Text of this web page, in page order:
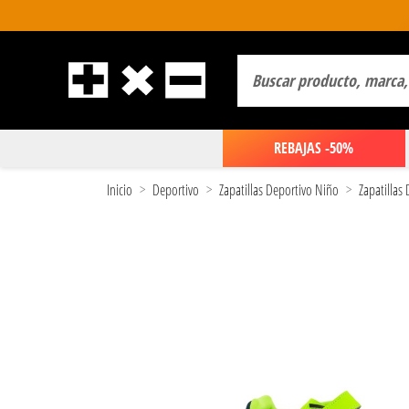
REBAJAS -50%
Inicio Deportivo Zapatillas Deportivo Niño Zapatillas